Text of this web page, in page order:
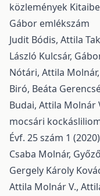
közlemények
Gábor emlékszám
Judit Bódis, Attila
László Kulcsár,
Nótári, Attila
Biró, Beáta
Budai, Attila Molnár
mocsári
Évf. 25 szám 1 (2020)
Csaba Molnár,
Gergely Károly
Attila Molnár V.,